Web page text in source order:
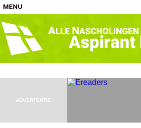
MENU
Home
Nascholingen op locatie (agenda)
ADVERTENTIE